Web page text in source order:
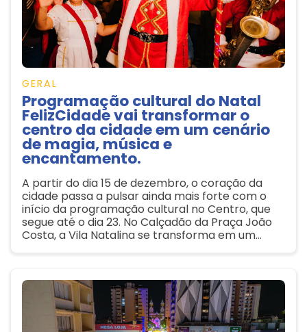
GERAL
Programação cultural do Natal
FelizCidade vai transformar o
centro da cidade em um cenário
de magia, música e
encantamento.
A partir do dia 15 de dezembro, o coração da
cidade passa a pulsar ainda mais forte com o
início da programação cultural no Centro, que
segue até o dia 23. No Calçadão da Praça João
Costa, a Vila Natalina se transforma em um